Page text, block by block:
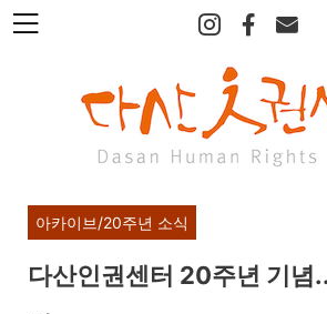
본
문
아카이브/20주년 소식
다산인권센터 20주년 기념